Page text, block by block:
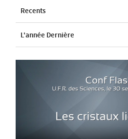
Recents
L'année Dernière